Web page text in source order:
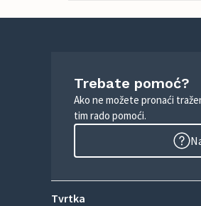
Trebate pomoć?
Ako ne možete pronaći
tim rado pomoći.
Tvrtka